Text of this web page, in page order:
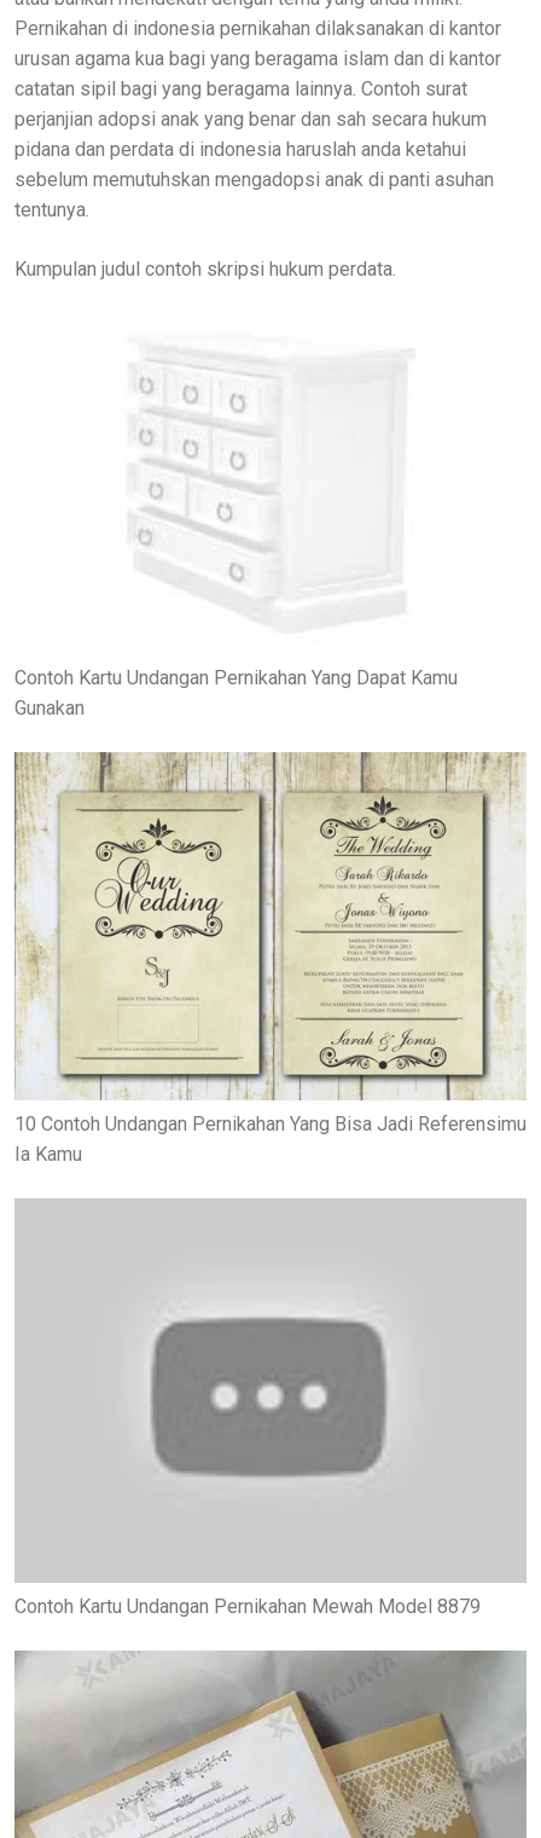
Pernikahan di indonesia pernikahan dilaksanakan di kantor
urusan agama kua bagi yang beragama islam dan di kantor
catatan sipil bagi yang beragama lainnya. Contoh surat
perjanjian adopsi anak yang benar dan sah secara hukum
pidana dan perdata di indonesia haruslah anda ketahui
sebelum memutuhskan mengadopsi anak di panti asuhan
tentunya.
Kumpulan judul contoh skripsi hukum perdata.
Contoh Kartu Undangan Pernikahan Yang Dapat Kamu
Gunakan
10 Contoh Undangan Pernikahan Yang Bisa Jadi Referensimu
Ia Kamu
Contoh Kartu Undangan Pernikahan Mewah Model 8879